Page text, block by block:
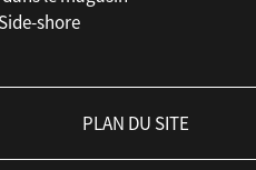
shore
PLAN DU SITE